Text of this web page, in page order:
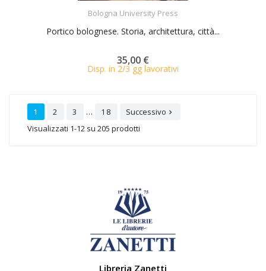
Bologna University Press
Portico bolognese. Storia, architettura, città...
35,00 €
Disp. in 2/3 gg lavorativi
1 2 3 … 18 Successivo 
Visualizzati 1-12 su 205 prodotti
Libreria Zanetti